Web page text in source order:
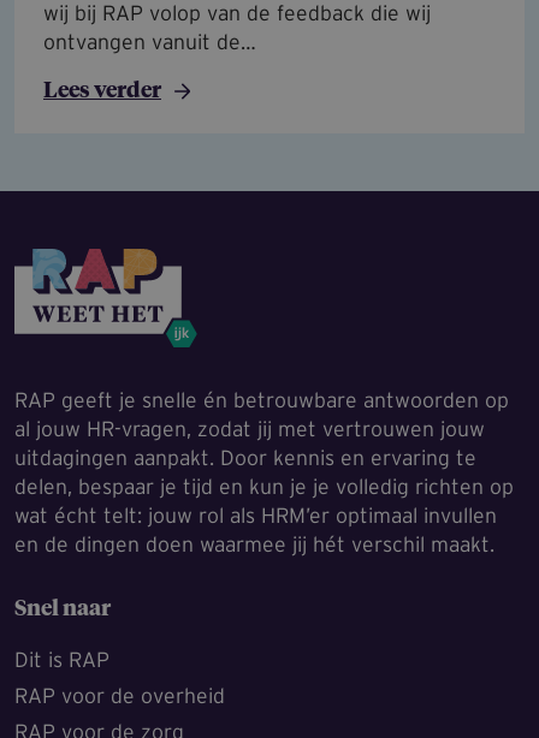
wij bij RAP volop van de feedback die wij
ontvangen vanuit de…
Lees verder
RAP geeft je snelle én betrouwbare antwoorden op
al jouw HR-vragen, zodat jij met vertrouwen jouw
uitdagingen aanpakt. Door kennis en ervaring te
delen, bespaar je tijd en kun je je volledig richten op
wat écht telt: jouw rol als HRM’er optimaal invullen
en de dingen doen waarmee jij hét verschil maakt.
Snel naar
Dit is RAP
RAP voor de overheid
RAP voor de zorg